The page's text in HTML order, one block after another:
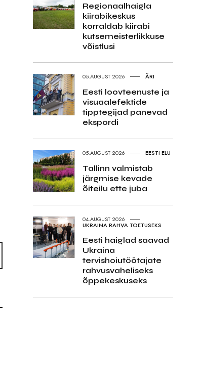
Regionaalhaigla
kiirabikeskus
korraldab kiirabi
kutsemeisterlikkuse
võistlusi
05.AUGUST 2026 ÄRI
Eesti loovteenuste ja
visuaalefektide
tipptegijad panevad
ekspordi
05.AUGUST 2026 EESTI ELU
Tallinn valmistab
järgmise kevade
õiteilu ette juba
04.AUGUST 2026
UKRAINA RAHVA TOETUSEKS
Eesti haiglad saavad
Ukraina
tervishoiutöötajate
rahvusvaheliseks
õppekeskuseks